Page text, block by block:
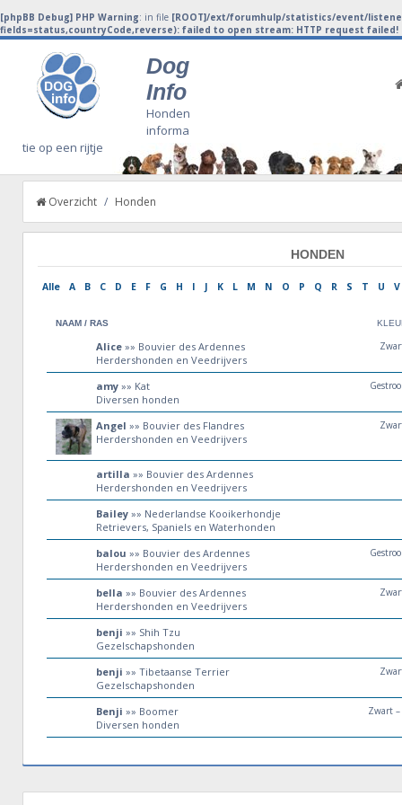
[phpBB Debug] PHP Warning: in file [ROOT]/ext/forumhulp/statistics/event/
fields=status,countryCode,reverse): failed to open stream: HTTP request failed!
Dog
Info
Honden
informa
tie op een rijtje
Overzicht / Honden
HONDEN
Alle A B C D E F G H I J K L M N O P Q R S T U V
NAAM / RAS
Alice»» Bouvier des Ardennes
Herdershonden en Veedrijvers
amy»» Kat
Diversen honden
Angel »» Bouvier des Flandres
Herdershonden en Veedrijvers
artilla »» Bouvier des Ardennes
Herdershonden en Veedrijvers
Bailey»» Nederlandse Kooikerhondje
Retrievers, Spaniels en Waterhonden
balou »» Bouvier des Ardennes
Herdershonden en Veedrijvers
bella »» Bouvier des Ardennes
Herdershonden en Veedrijvers
benji »» Shih Tzu
Gezelschapshonden
benji »» Tibetaanse Terrier
Gezelschapshonden
Benji »» Boomer
Diversen honden
Zwart